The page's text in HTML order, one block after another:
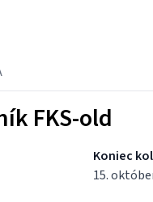
FKS-old
Koniec
15.